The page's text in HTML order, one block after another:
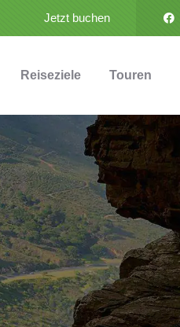
Jetzt buchen
Reiseziele Touren